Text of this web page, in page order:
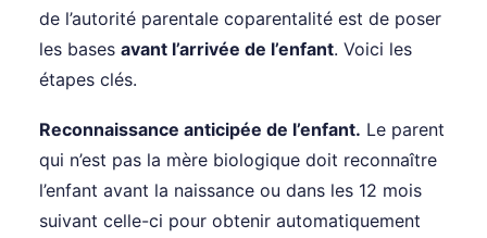
de l’autorité parentale coparentalité est de poser
les bases avant l’arrivée de l’enfant. Voici les
étapes clés.
Reconnaissance anticipée de l’enfant. Le parent
qui n’est pas la mère biologique doit reconnaître
l’enfant avant la naissance ou dans les 12 mois
suivant celle-ci pour obtenir automatiquement